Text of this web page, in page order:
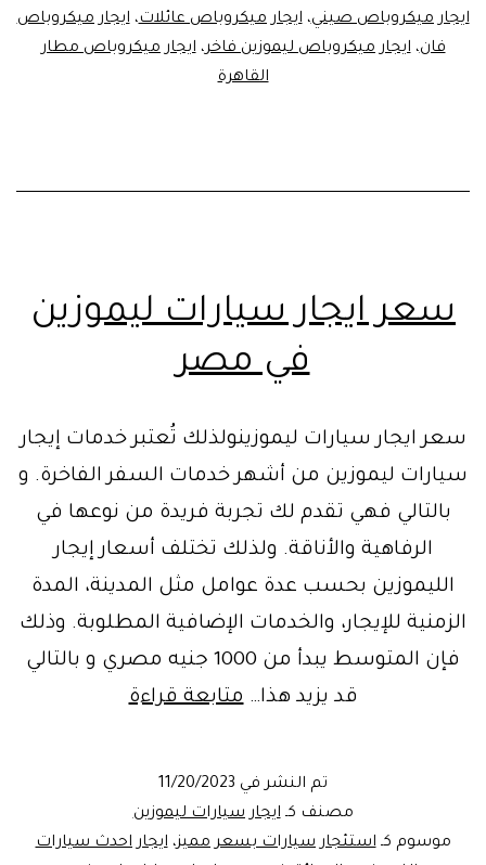
ايجار ميكروباص صيني،ايجار ميكروباص عائلات،ايجار ميكروباص
فان،ايجار ميكروباص ليموزين فاخر،ايجار ميكروباص مطار
القاهرة
سعر ايجار سيارات ليموزين
في مصر
سعر ايجار سيارات ليموزينولذلك تُعتبر خدمات إيجار
سيارات ليموزين من أشهر خدمات السفر الفاخرة. و
بالتالي فهي تقدم لك تجربة فريدة من نوعها في
الرفاهية والأناقة. ولذلك تختلف أسعار إيجار
الليموزين بحسب عدة عوامل مثل المدينة، المدة
الزمنية للإيجار، والخدمات الإضافية المطلوبة. وذلك
فإن المتوسط ​​يبدأ من 1000 جنيه مصري و بالتالي
قد يزيد هذا…متابعة قراءة
في
تم النشر في 11/20/2023
مصنف كـايجار سيارات ليموزين
موسوم كـاستئجار سيارات بسعر مميز،ايجار احدث سيارات